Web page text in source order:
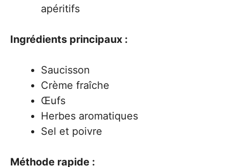
apéritifs
Ingrédients principaux :
Saucisson
Crème fraîche
Œufs
Herbes aromatiques
Sel et poivre
Méthode rapide :